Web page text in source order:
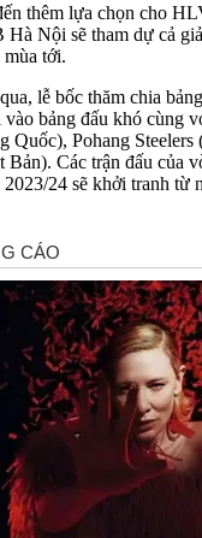
thêm lựa chọn cho
Hà Nội sẽ tham dự cả
tới.
lễ bốc thăm chia
bảng đấu khó cùng
Quốc), Pohang
Bản). Các trận đấu của
24 sẽ khởi tranh từ